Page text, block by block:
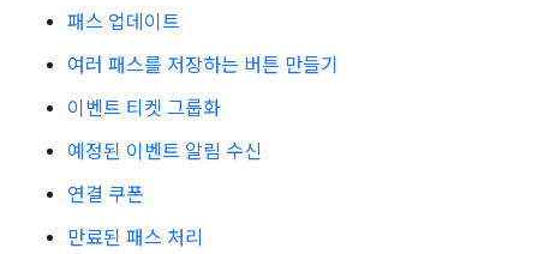
패스 업데이트
여러 패스를 저장하는 버튼 만들기
이벤트 티켓 그룹화
예정된 이벤트 알림 수신
연결 쿠폰
만료된 패스 처리